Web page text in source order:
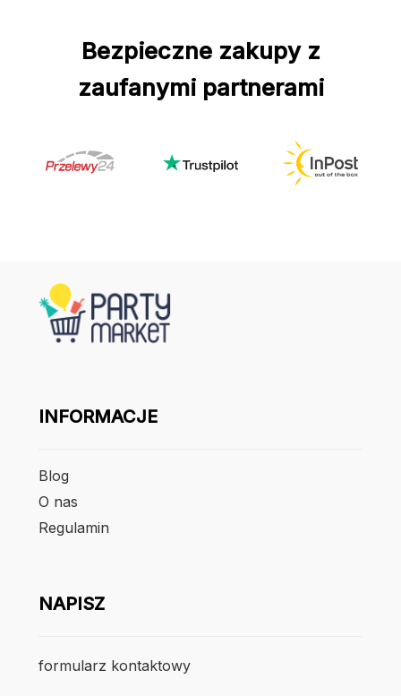
Bezpieczne zakupy z
zaufanymi partnerami
INFORMACJE
Blog
O nas
Regulamin
NAPISZ
formularz kontaktowy